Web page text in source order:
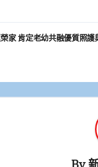
家 肯定老幼共融優質照護